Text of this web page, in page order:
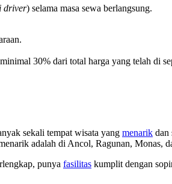
driver) selama masa sewa berlangsung.
30% dari total harga yang telah di
sekali tempat wisata yang menarik dan
adalah di Ancol, Ragunan, Monas,
punya fasilitas kumplit dengan